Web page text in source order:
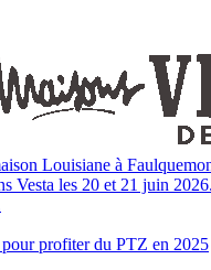
Louisiane à
Vesta les 20 et 21 juin
profiter du PTZ en 2025